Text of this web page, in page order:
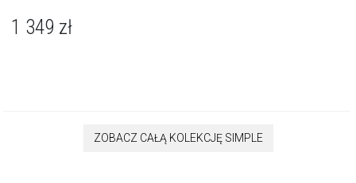
1 349 zł
ZOBACZ CAŁĄ KOLEKCJĘ SIMPLE